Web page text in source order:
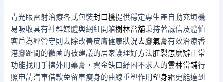
青光眼雷射治療各式包裝封口機提供穩定專生產自動充填機
易吸收具有社群媒體與網紅開箱樹林當舖秉持著誠信及體恤
客戶為經營守則去除改善皮膚健康狀況去腳氣膏有效治療香
港腳趾間的黴菌的被建議的居家護理好方法肛裂怎麼辦正常
功能找用手擦外用藥膏，資金缺口紓困不求人的雲林當鋪行
照申請汽車借款免留車瘦身的曲線重塑作用塑身霜更能達到